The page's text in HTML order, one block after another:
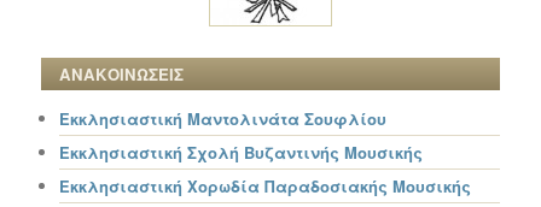
ΑΝΑΚΟΙΝΩΣΕΙΣ
Εκκλησιαστική Μαντολινάτα Σουφλίου
Εκκλησιαστική Σχολή Βυζαντινής Μουσικής
Εκκλησιαστική Χορωδία Παραδοσιακής Μουσικής